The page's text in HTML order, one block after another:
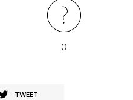
0
TWEET